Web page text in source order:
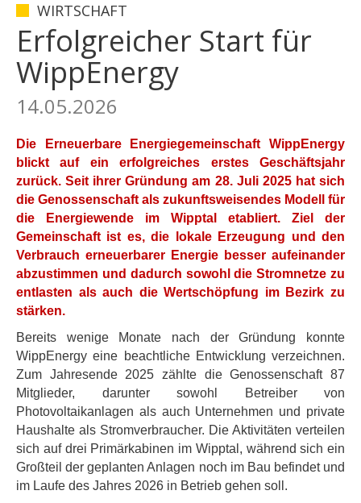
WIRTSCHAFT
Erfolgreicher Start für
WippEnergy
14.05.2026
Die Erneuerbare Energiegemeinschaft WippEnergy
blickt auf ein erfolgreiches erstes Geschäftsjahr
zurück. Seit ihrer Gründung am 28. Juli 2025 hat sich
die Genossenschaft als zukunftsweisendes Modell für
die Energiewende im Wipptal etabliert. Ziel der
Gemeinschaft ist es, die lokale Erzeugung und den
Verbrauch erneuerbarer Energie besser aufeinander
abzustimmen und dadurch sowohl die Stromnetze zu
entlasten als auch die Wertschöpfung im Bezirk zu
stärken.
Bereits wenige Monate nach der Gründung konnte
WippEnergy eine beachtliche Entwicklung verzeichnen.
Zum Jahresende 2025 zählte die Genossenschaft 87
Mitglieder, darunter sowohl Betreiber von
Photovoltaikanlagen als auch Unternehmen und private
Haushalte als Stromverbraucher. Die Aktivitäten verteilen
sich auf drei Primärkabinen im Wipptal, während sich ein
Großteil der geplanten Anlagen noch im Bau befindet und
im Laufe des Jahres 2026 in Betrieb gehen soll.